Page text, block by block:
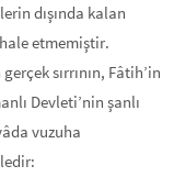
dışında kalan
etmemiştir.
sırrının, Fâtih’in
Devleti’nin şanlı
vuzuha